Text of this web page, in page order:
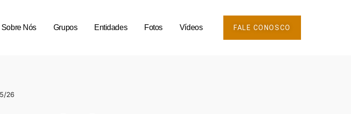
Sobre Nós Grupos Entidades Fotos Vídeos FALE CONOSCO
26